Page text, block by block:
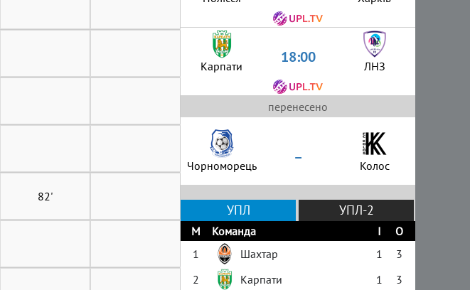
82'
Карпати 18:00 ЛНЗ
перенесено
Чорноморець – Колос
УПЛ УПЛ-2
М Команда І
О
1
Шахтар 1
3
2
Карпати 1
3